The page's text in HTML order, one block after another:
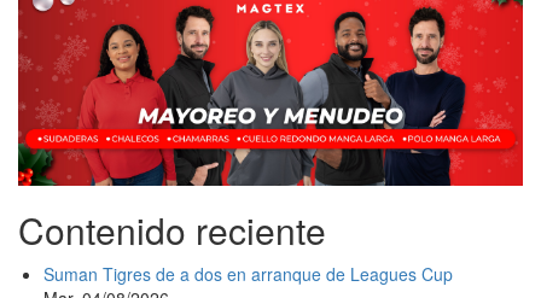
Contenido reciente
Suman Tigres de a dos en arranque de Leagues Cup